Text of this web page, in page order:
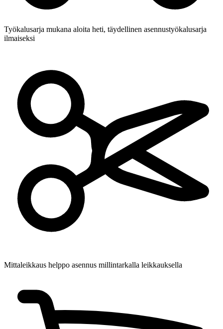
Työkalusarja mukana aloita heti, täydellinen asennustyökalusarja
ilmaiseksi
Mittaleikkaus helppo asennus millintarkalla leikkauksella